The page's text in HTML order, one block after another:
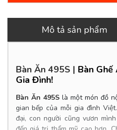
Mô tả sản phẩm
Bàn Ăn 495S | Bàn Ghế
Gia Đình!
Bàn Ăn 495Slà một món đồ
gian bếp của mỗi gia đình
đại, con người cũng vươn